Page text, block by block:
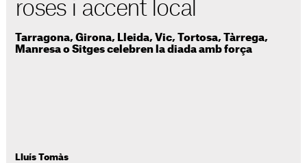
roses i accent local
Tarragona, Girona, Lleida, Vic, Tortosa, Tàrrega,
Manresa o Sitges celebren la diada amb força
Lluís Tomàs